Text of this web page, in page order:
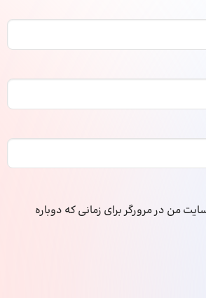
من در مرورگر برای زمانی که دوباره